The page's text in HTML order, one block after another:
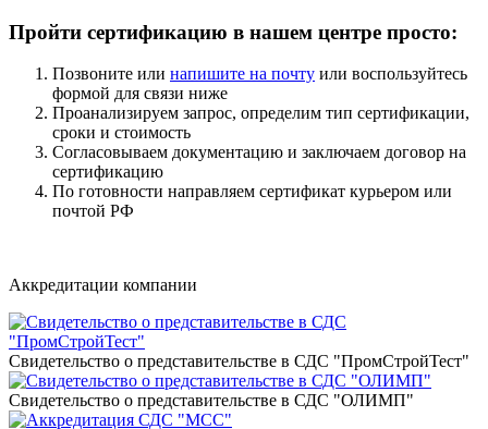
Пройти сертификацию в нашем центре просто:
Позвоните или напишите на почту или воспользуйтесь
формой для связи ниже
Проанализируем запрос, определим тип сертификации,
сроки и стоимость
Согласовываем документацию и заключаем договор на
сертификацию
По готовности направляем сертификат курьером или
почтой РФ
Аккредитации компании
Свидетельство о представительстве в СДС "ПромСтройТест"
Свидетельство о представительстве в СДС "ОЛИМП"